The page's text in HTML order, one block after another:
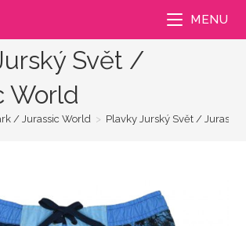
MENU
Svět /
World
/ Jurassic World > Plavky Jurský Svět / Jurassic